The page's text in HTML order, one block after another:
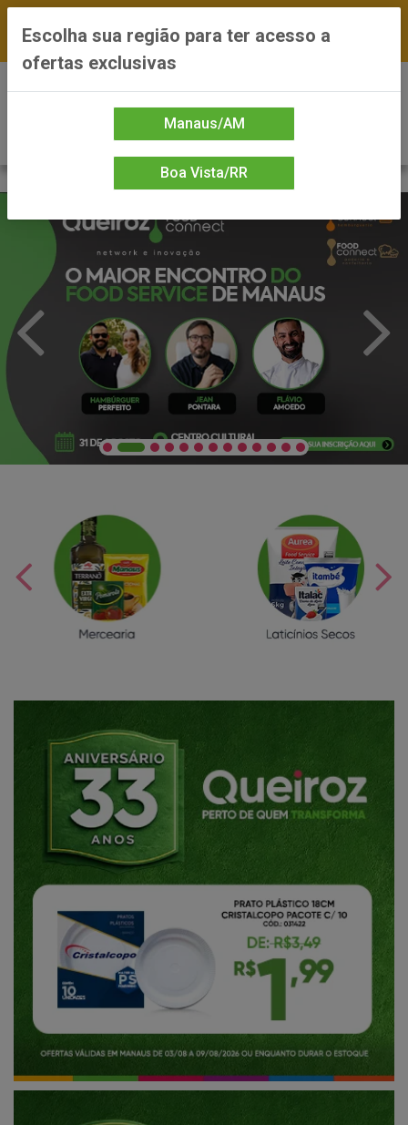
*Preços exclusivos do site — Entrega em até 24h
Escolha sua região para ter acesso a
ofertas exclusivas
Manaus/AM
Boa Vista/RR